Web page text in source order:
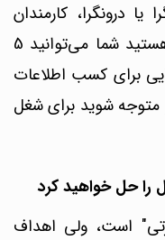
درونگرا، کارمندان
منظم یا افراد خلاق با روحیه آزاد هستید شما می‌توانید 5
برای کسب اطلاعات
شوید برای شغل
است، ولی اهداف